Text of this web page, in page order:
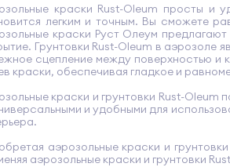
краски Rust-Oleum просты и
легким и точным. Вы сможете
краски Руст Олеум
Грунтовки Rust-Oleum в
сцепление между поверхностью и
краски, обеспечивая гладкое и
краски и грунтовки Rust-Oleum
и удобными для
аэрозольные краски и
аэрозольные краски и грунтовки